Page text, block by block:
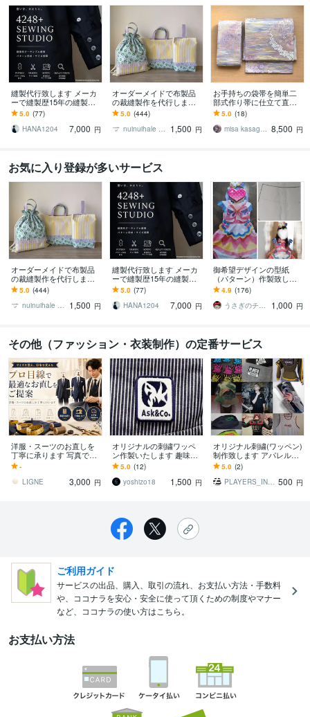
縫製代行致します メーカ
ーで縫製歴15年の縫製士
が縫製のお手伝いをいた
します
5.0 (77)
HANA1204
7,000 円
オーダーメイドで布製品
の裁縫製作を代行します
裁縫苦手な方や、お忙し
い方のお手伝い♡入園入
学準備など
5.0 (444)
nuinuihale のあえぺ
1,500 円
お手持ちの袋帯を簡単二
部式作り帯に仕立て直し
ます 作り帯が一本あれば
着物へのハードルはグッ
と下がります
5.0 (18)
misa kasagami 8,500 円
お気に入り登録が多いサービス
オーダーメイドで布製品
の裁縫製作を代行します
裁縫苦手な方や、お忙し
い方のお手伝い♡入園入
学準備など
5.0 (444)
nuinuihale のあえぺ
1,500 円
縫製代行致します メーカ
ーで縫製歴15年の縫製士
が縫製のお手伝いをいた
します
5.0 (77)
HANA1204
7,000 円
御希望デザインの型紙
（パターン）作製致しま
す ご希望のレディース.メ
ンズ.ベビー.チャイルド、
バック型紙
4.9 (176)
うさぎのチクチク工房
1,000 円
その他（ファッション・衣装制作）の定番サービス
洋服・スーツのお直しを
丁寧に承ります 写真で事
前見積り。体型と用途に
合わせて最適に補正しま
す
-
LIGNE
3,000 円
オリジナルの刺繍ワッペ
ン作製いたします 趣味・
スポーツまで、あなたイ
メージを刺繍ワッペンに
します。
5.0 (12)
yoshizo18
1,500 円
オリジナル刺繍(ワッペン)
制作致します アパレルや
アイドル様に大人気です
5.0 (2)
PLAYERS_INFO 500 円
ご利用ガイド
サービスの出品、購入、取引の流れ、お支払い方法・手数料
や、ココナラを安心・安全に使って頂くための制度やマナー
など、ココナラの使い方はこちら。
お支払い方法